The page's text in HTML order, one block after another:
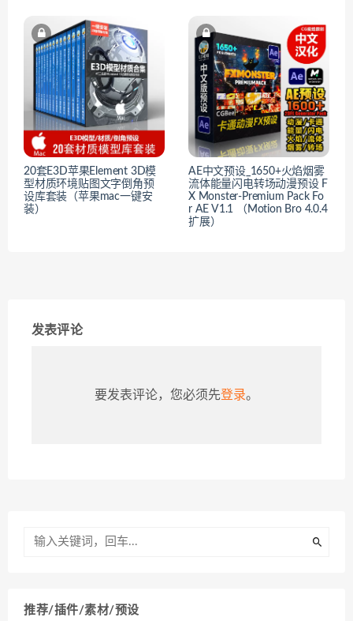
20套E3D苹果Element 3D模
型材质环境贴图文字倒角预
设库套装（苹果mac一键安
装）
AE中文预设_1650+火焰烟雾
流体能量闪电转场动漫预设 F
X Monster-Premium Pack Fo
r AE V1.1 （Motion Bro 4.0.4
扩展）
发表评论
要发表评论，您必须先登录。
推荐/插件/素材/预设